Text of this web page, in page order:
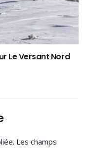
Le Versant Nord
Les champs